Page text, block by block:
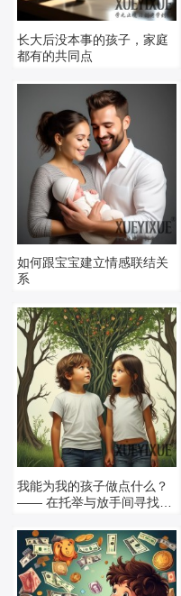
长大后没本事的孩子，家庭
都有的共同点
如何跟宝宝建立情感联结关
系
我能为我的孩子做点什么？
—— 在托举与放手间寻找支